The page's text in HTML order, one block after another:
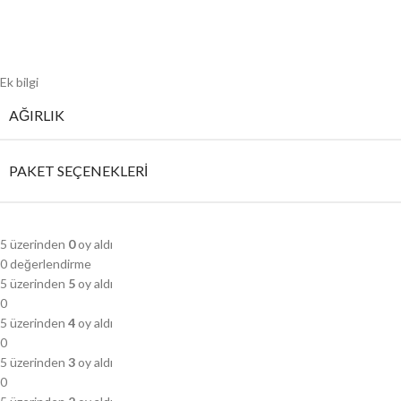
Ek bilgi
AĞIRLIK
PAKET SEÇENEKLERI
5 üzerinden 0oy aldı
0 değerlendirme
5 üzerinden 5oy aldı
0
5 üzerinden 4oy aldı
0
5 üzerinden 3oy aldı
0